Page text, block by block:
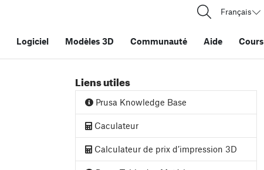
Français
Logiciel Modèles 3D Communauté Aide Cours
Liens utiles
Prusa Knowledge Base
Caculateur
Calculateur de prix d’impression 3D